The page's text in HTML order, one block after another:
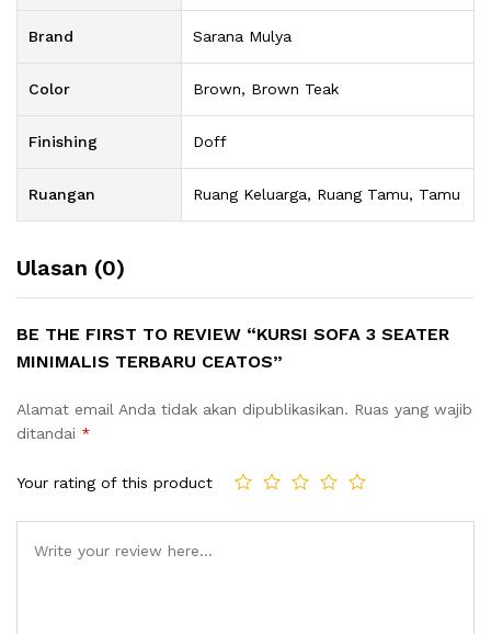
Brand Sarana Mulya
Color Brown, Brown Teak
Finishing Doff
Ruangan Ruang Keluarga, Ruang Tamu, Tamu
Ulasan (0)
BE THE FIRST TO REVIEW “KURSI SOFA 3 SEATER
MINIMALIS TERBARU CEATOS”
Alamat email Anda tidak akan dipublikasikan. Ruas yang wajib
ditandai *
Your rating of this product